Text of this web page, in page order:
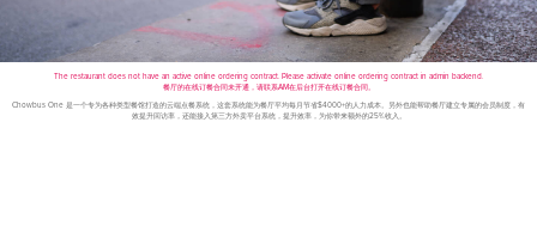
The restaurant does not have an active online ordering contract. Please activate online ordering contract in admin backend.
餐厅的在线订餐合同未开通，请联系AM在后台打开在线订餐合同。
Chowbus One 是一个专为各种类型餐馆打造的云端点餐系统，这套系统能为餐厅平均每月节省$4000+的人力成本。另外也能帮助餐厅建立专属的会员制度，有
效提升回访率，还能接入第三方外卖平台系统，提升效率，为你带来额外的25%收入。